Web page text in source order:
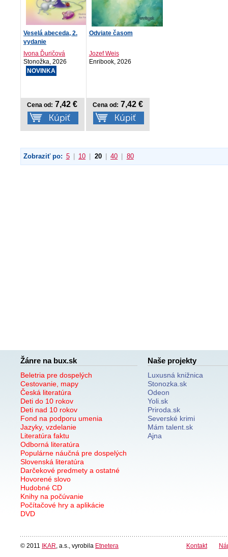
Veselá abeceda, 2.
vydanie
Ivona Ďuričová
Stonožka, 2026
NOVINKA
Cena od: 7,42 €
Odviate časom
Jozef Weis
Enribook, 2026
Cena od: 7,42 €
Zobraziť po: 5 10 20 40 80
Žánre na bux.sk
Beletria pre dospelých
Cestovanie, mapy
Česká literatúra
Deti do 10 rokov
Deti nad 10 rokov
Fond na podporu umenia
Jazyky, vzdelanie
Literatúra faktu
Odborná literatúra
Populárne náučná pre dospelých
Slovenská literatúra
Darčekové predmety a ostatné
Hovorené slovo
Hudobné CD
Knihy na počúvanie
Počítačové hry a aplikácie
DVD
Naše projekty
Luxusná knižnica
Stonozka.sk
Odeon
Yoli.sk
Priroda.sk
Severské krimi
Mám talent.sk
Ajna
© 2011 IKAR , a.s., vyrobila Etnetera Kontakt